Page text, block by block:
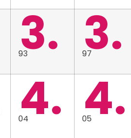
3.
93 3.
97
4.
04 4.
05